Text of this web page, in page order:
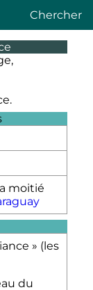
Chercher
moitié
» (les